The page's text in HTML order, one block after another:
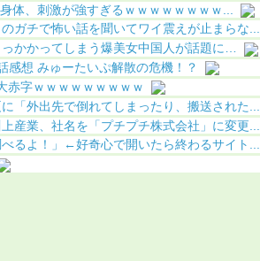
体、刺激が強すぎるｗｗｗｗｗｗｗｗ...
ガチで怖い話を聞いてワイ震えが止まらな...
っかかってしまう爆美女中国人が話題に…
感想 みゅーたいぷ解散の危機！？
赤字ｗｗｗｗｗｗｗｗｗ
「外出先で倒れてしまったり、搬送された...
産業、社名を「プチプチ株式会社」に変更...
べるよ！」←好奇心で開いたら終わるサイト...